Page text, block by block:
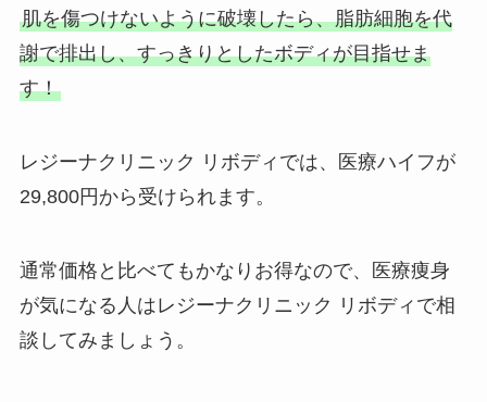
肌を傷つけないように破壊したら、脂肪細胞を代
謝で排出し、すっきりとしたボディが目指せま
す！
レジーナクリニック リボディでは、医療ハイフが
29,800円から受けられます。
通常価格と比べてもかなりお得なので、医療痩身
が気になる人はレジーナクリニック リボディで相
談してみましょう。